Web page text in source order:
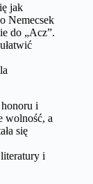
jak
Nemecsek
do „Acz”.
i
wolność, a
się
i